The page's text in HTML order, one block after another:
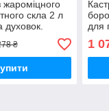
жароміцного
скла 2 л
духовок.
₴
для
1